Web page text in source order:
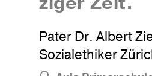
Pater Dr. Albert
Sozialethiker